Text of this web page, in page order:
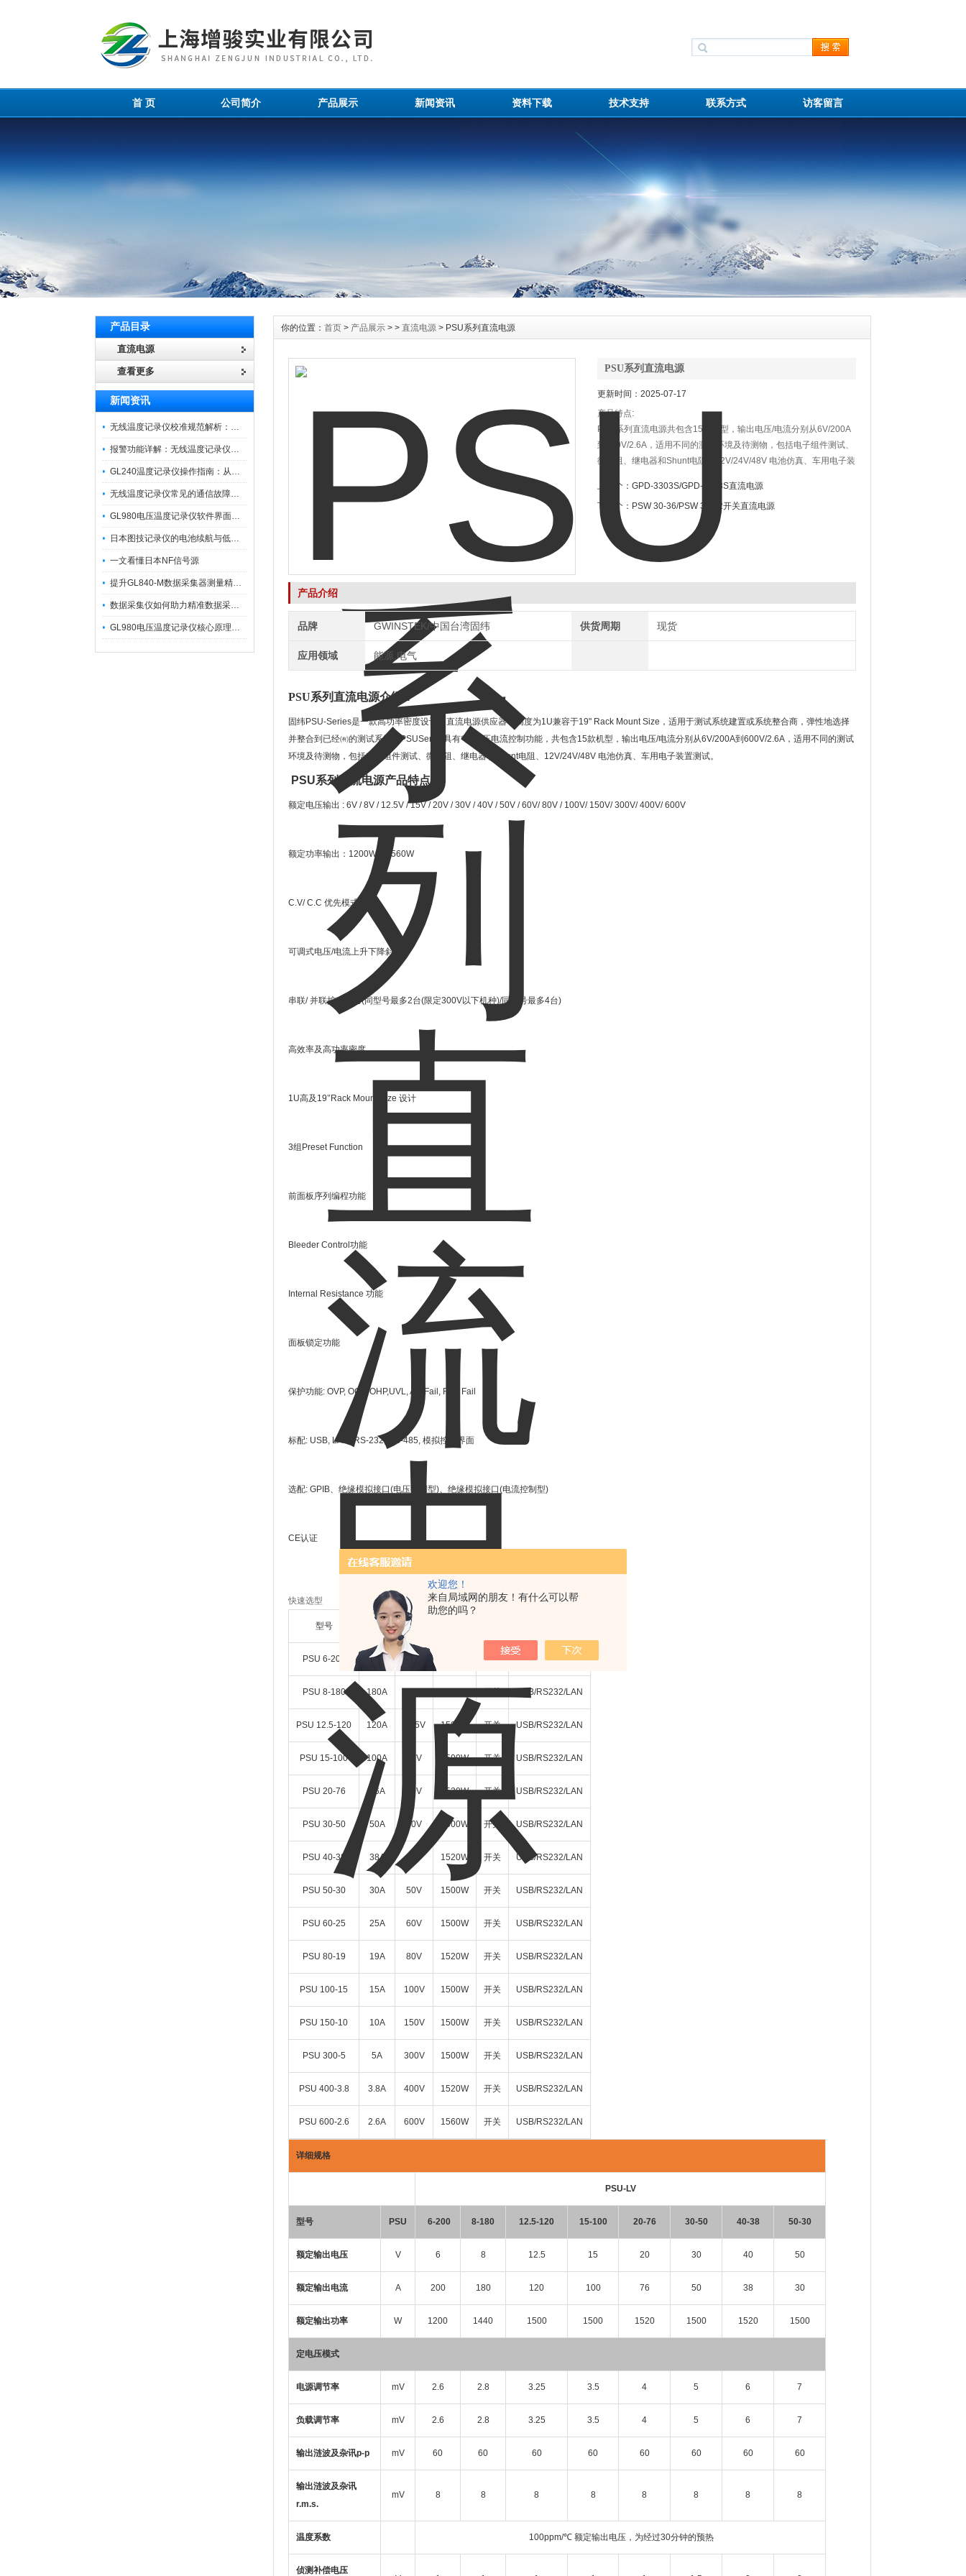
欢迎您！
来自局域网的朋友！有什么可以帮
助您的吗？
首 页 公司简介 产品展示 新闻资讯 资料下载 技术支持 联系方式 访客留言
产品目录
直流电源
查看更多
新闻资讯
无线温度记录仪校准规范解析：从多点比对到不确定度评定的实操流程
报警功能详解：无线温度记录仪的阈值设定与通知机制
GL240温度记录仪操作指南：从开箱、接线到数据导出的标准化流程
无线温度记录仪常见的通信故障诊断与排除指南
GL980电压温度记录仪软件界面功能与使用技巧
日本图技记录仪的电池续航与低功耗模式适用场景分析
一文看懂日本NF信号源
提升GL840-M数据采集器测量精度的操作秘籍
数据采集仪如何助力精准数据采集与分析？​
GL980电压温度记录仪核心原理及行业应用
你的位置： 首页 > 产品展示 > > 直流电源 > PSU系列直流电源
PSU系列直流电源
更新时间：2025-07-17
产品特点:
PSU系列直流电源共包含15款机型，输出电压/电流分别从6V/200A
到600V/2.6A，适用不同的测试环境及待测物，包括电子组件测试、
微电阻、继电器和Shunt电阻、12V/24V/48V 电池仿真、车用电子装
上一个： GPD-3303S/GPD-4303S直流电源
下一个： PSW 30-36/PSW 30-72开关直流电源
产品介绍
品牌 GWINSTEK/中国台湾固纬 供货周期 现货
应用领域 能源,电气
PSU系列直流电源介绍：
固纬PSU-Series是一款高功率密度设计的直流电源供应器，高度为1U兼容于19" Rack Mount Size ，适用于测试系统建置或系统整合商，弹性地选择
并整合到已经㈲的测试系统。 PSUSeries 具有*的电压电流控制功能，共包含15款机型，输出电压/电流分别从6V/200A到 600V/2.6A ，适用不同的测试
环境及待测物，包括电子组件测试、微电阻、继电器和
Shunt电阻、 12V/24V/48V 电池仿真、车用电子装置测试。
PSU系列直流电源产品特点：
额定电压输出 : 6V / 8V / 12.5V / 15V / 20V / 30V / 40V / 50V / 60V/ 80V / 100V/ 150V/ 300V/ 400V/ 600V
额定功率输出： 1200W ~ 1560W
C.V/ C.C 优先模式
可调式电压/电流上升下降斜率
串联/并联扩充能力(同型号最多2台(限定300V以下机种)/同型号最多4台)
高效率及高功率密度
1U高及 19" Rack Mount Size 设计
3组 Preset Function
前面板序列编程功能
Bleeder Control 功能
Internal Resistance 功能
面板锁定功能
保护功能: OVP, OCP, OHP,UVL, AC Fail, FAN Fail
标配: USB, LAN, RS-232, RS-485, 模拟控制界面
选配: GPIB、绝缘模拟接口(电压控制型)、绝缘模拟接口(电流控制型)
CE认证
快速选型
型号 电流 电压
PSU 6-200 200A 6V 开关 USB/RS232/LAN
PSU 8-180 180A USB/RS232/LAN
PSU 12.5-120 120A 12.5V 1500W 开关 USB/RS232/LAN
PSU 15-100 100A 15V 1500W 开关 USB/RS232/LAN
PSU 20-76 76A 20V 1520W 开关 USB/RS232/LAN
PSU 30-50 50A 30V 1500W 开关 USB/RS232/LAN
PSU 40-38 38A 40V 1520W 开关 USB/RS232/LAN
PSU 50-30 30A 50V 1500W 开关 USB/RS232/LAN
PSU 60-25 25A 60V 1500W 开关 USB/RS232/LAN
PSU 80-19 19A 80V 1520W 开关 USB/RS232/LAN
PSU 100-15 15A 100V 1500W 开关 USB/RS232/LAN
PSU 150-10 10A 150V 1500W 开关 USB/RS232/LAN
PSU 300-5 5A 300V 1500W 开关 USB/RS232/LAN
PSU 400-3.8 3.8A 400V 1520W 开关 USB/RS232/LAN
PSU 600-2.6 2.6A 600V 1560W 开关 USB/RS232/LAN
详细规格
PSU-LV
型号 PSU 6-200 8-180 12.5-120 15-100 20-76 30-50 40-38 50-30
额定输出电压 V 6 8 12.5 15 20 30 40 50
额定输出电流 A 200 180 120 100 76 50 38 30
额定输出功率 W 1200 1440 1500 1500 1520 1500 1520 1500
定电压模式
电源调节率 mV 2.6 2.8 3.25 3.5 4 5 6 7
负载调节率 mV 2.6 2.8 3.25 3.5 4 5 6 7
输出涟波及杂讯p-p mV 60 60 60 60 60 60 60 60
输出涟波及杂讯
r.m.s.
mV 8 8 8 8 8 8 8 8
温度系数 100ppm/℃ 额定输出电压，为经过30分钟的预热
侦测补偿电压